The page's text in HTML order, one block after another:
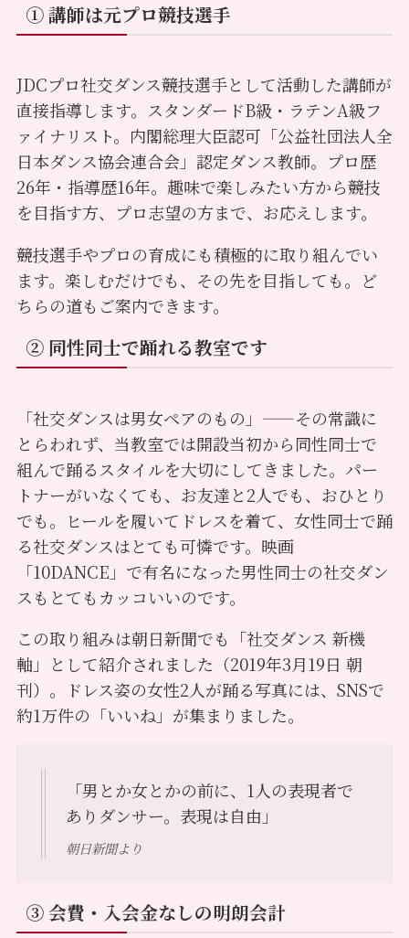
① 講師は元プロ競技選手
JDCプロ社交ダンス競技選手として活動した講師が
直接指導します。スタンダードB級・ラテンA級フ
ァイナリスト。内閣総理大臣認可「公益社団法人全
日本ダンス協会連合会」認定ダンス教師。プロ歴
26年・指導歴16年。趣味で楽しみたい方から競技
を目指す方、プロ志望の方まで、お応えします。
競技選手やプロの育成にも積極的に取り組んでい
ます。楽しむだけでも、その先を目指しても。ど
ちらの道もご案内できます。
② 同性同士で踊れる教室です
「社交ダンスは男女ペアのもの」——その常識に
とらわれず、当教室では開設当初から同性同士で
組んで踊るスタイルを大切にしてきました。パー
トナーがいなくても、お友達と2人でも、おひとり
でも。ヒールを履いてドレスを着て、女性同士で踊
る社交ダンスはとても可憐です。映画
「10DANCE」で有名になった男性同士の社交ダン
スもとてもカッコいいのです。
この取り組みは朝日新聞でも「社交ダンス 新機
軸」として紹介されました（2019年3月19日 朝
刊）。ドレス姿の女性2人が踊る写真には、SNSで
約1万件の「いいね」が集まりました。
「男とか女とかの前に、1人の表現者で
ありダンサー。表現は自由」
朝日新聞より
③ 会費・入会金なしの明朗会計